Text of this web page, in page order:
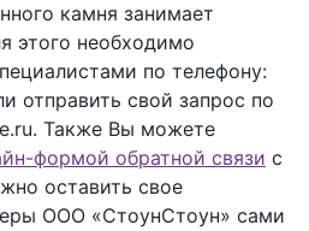
камня занимает
этого необходимо
по телефону:
отправить свой запрос по
Также Вы можете
формой обратной связи с
оставить свое
ООО «СтоунСтоун» сами